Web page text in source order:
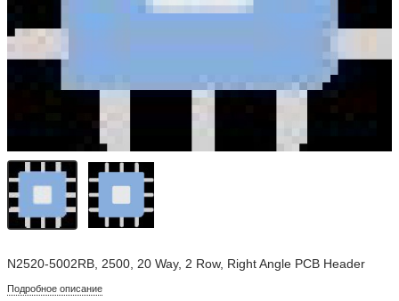
N2520-5002RB, 2500, 20 Way, 2 Row, Right Angle PCB Header
Подробное описание